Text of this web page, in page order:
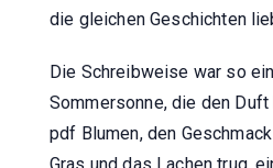
die gleichen Geschichten
Die Schreibweise war so
Sommersonne, die den
pdf Blumen, den